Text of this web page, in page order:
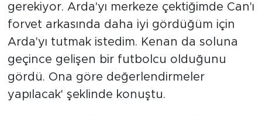
gerekiyor. Arda'yı merkeze çektiğimde Can'ı
forvet arkasında daha iyi gördüğüm için
Arda'yı tutmak istedim. Kenan da soluna
geçince gelişen bir futbolcu olduğunu
gördü. Ona göre değerlendirmeler
yapılacak' şeklinde konuştu.